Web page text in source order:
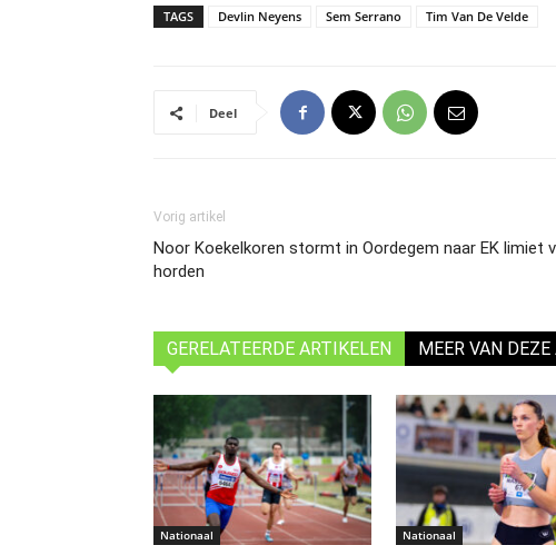
TAGS Devlin Neyens Sem Serrano Tim Van De Velde
Deel
Vorig artikel
Noor Koekelkoren stormt in Oordegem naar EK limiet
horden
GERELATEERDE ARTIKELEN MEER VAN
Nationaal Nationaal